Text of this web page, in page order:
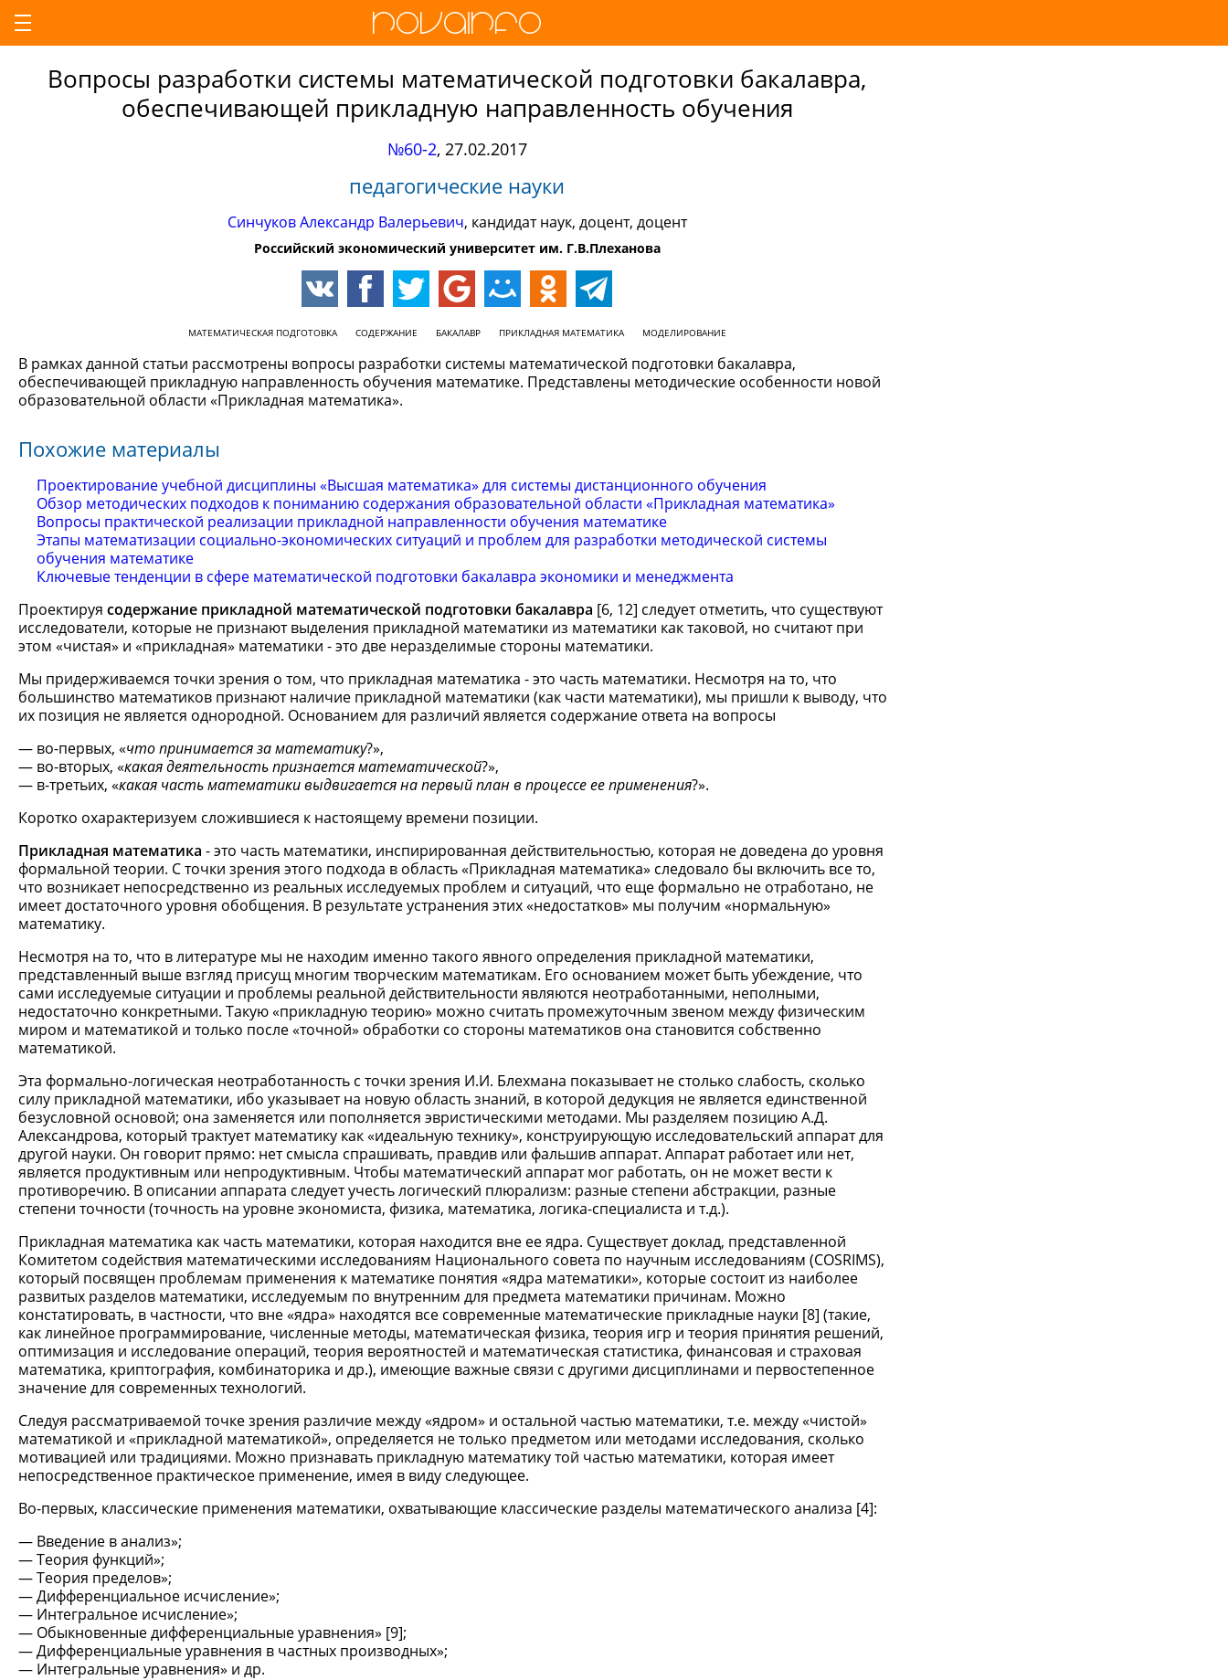
Вопросы разработки системы математической подготовки бакалавра,
обеспечивающей прикладную направленность обучения
№60-2, 27.02.2017
педагогические науки
Синчуков Александр Валерьевич, кандидат наук, доцент, доцент
Российский экономический университет им. Г.В.Плеханова
МАТЕМАТИЧЕСКАЯ ПОДГОТОВКА СОДЕРЖАНИЕ БАКАЛАВР ПРИКЛАДНАЯ МАТЕМАТИКА МОДЕЛИРОВАНИЕ
В рамках данной статьи рассмотрены вопросы разработки системы математической подготовки бакалавра,
обеспечивающей прикладную направленность обучения математике. Представлены методические особенности новой
образовательной области «Прикладная математика».
Похожие материалы
Проектирование учебной дисциплины «Высшая математика» для системы дистанционного обучения
Обзор методических подходов к пониманию содержания образовательной области «Прикладная математика»
Вопросы практической реализации прикладной направленности обучения математике
Этапы математизации социально-экономических ситуаций и проблем для разработки методической системы
обучения математике
Ключевые тенденции в сфере математической подготовки бакалавра экономики и менеджмента
Проектируя содержание прикладной математической подготовки бакалавра [6, 12] следует отметить, что существуют
исследователи, которые не признают выделения прикладной математики из математики как таковой, но считают при
этом «чистая» и «прикладная» математики - это две неразделимые стороны математики.
Мы придерживаемся точки зрения о том, что прикладная математика - это часть математики. Несмотря на то, что
большинство математиков признают наличие прикладной математики (как части математики), мы пришли к выводу, что
их позиция не является однородной. Основанием для различий является содержание ответа на вопросы
во-первых, «что принимается за математику?»,
во-вторых, «какая деятельность признается математической?»,
в-третьих, «какая часть математики выдвигается на первый план в процессе ее применения?».
Коротко охарактеризуем сложившиеся к настоящему времени позиции.
Прикладная математика - это часть математики, инспирированная действительностью, которая не доведена до уровня
формальной теории. С точки зрения этого подхода в область «Прикладная математика» следовало бы включить все то,
что возникает непосредственно из реальных исследуемых проблем и ситуаций, что еще формально не отработано, не
имеет достаточного уровня обобщения. В результате устранения этих «недостатков» мы получим «нормальную»
математику.
Несмотря на то, что в литературе мы не находим именно такого явного определения прикладной математики,
представленный выше взгляд присущ многим творческим математикам. Его основанием может быть убеждение, что
сами исследуемые ситуации и проблемы реальной действительности являются неотработанными, неполными,
недостаточно конкретными. Такую «прикладную теорию» можно считать промежуточным звеном между физическим
миром и математикой и только после «точной» обработки со стороны математиков она становится собственно
математикой.
Эта формально-логическая неотработанность с точки зрения И.И. Блехмана показывает не столько слабость, сколько
силу прикладной математики, ибо указывает на новую область знаний, в которой дедукция не является единственной
безусловной основой; она заменяется или пополняется эвристическими методами. Мы разделяем позицию А.Д.
Александрова, который трактует математику как «идеальную технику», конструирующую исследовательский аппарат для
другой науки. Он говорит прямо: нет смысла спрашивать, правдив или фальшив аппарат. Аппарат работает или нет,
является продуктивным или непродуктивным. Чтобы математический аппарат мог работать, он не может вести к
противоречию. В описании аппарата следует учесть логический плюрализм: разные степени абстракции, разные
степени точности (точность на уровне экономиста, физика, математика, логика-специалиста и т.д.).
Прикладная математика как часть математики, которая находится вне ее ядра. Существует доклад, представленной
Комитетом содействия математическими исследованиям Национального совета по научным исследованиям (COSRIMS),
который посвящен проблемам применения к математике понятия «ядра математики», которые состоит из наиболее
развитых разделов математики, исследуемым по внутренним для предмета математики причинам. Можно
констатировать, в частности, что вне «ядра» находятся все современные математические прикладные науки [8] (такие,
как линейное программирование, численные методы, математическая физика, теория игр и теория принятия решений,
оптимизация и исследование операций, теория вероятностей и математическая статистика, финансовая и страховая
математика, криптография, комбинаторика и др.), имеющие важные связи с другими дисциплинами и первостепенное
значение для современных технологий.
Следуя рассматриваемой точке зрения различие между «ядром» и остальной частью математики, т.е. между «чистой»
математикой и «прикладной математикой», определяется не только предметом или методами исследования, сколько
мотивацией или традициями. Можно признавать прикладную математику той частью математики, которая имеет
непосредственное практическое применение, имея в виду следующее.
Во-первых, классические применения математики, охватывающие классические разделы математического анализа [4]:
Введение в анализ»;
Теория функций»;
Теория пределов»;
Дифференциальное исчисление»;
Интегральное исчисление»;
Обыкновенные дифференциальные уравнения» [9];
Дифференциальные уравнения в частных производных»;
Интегральные уравнения» и др.